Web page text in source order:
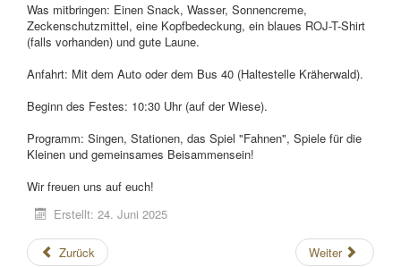
Was mitbringen: Einen Snack, Wasser, Sonnencreme,
Zeckenschutzmittel, eine Kopfbedeckung, ein blaues ROJ-T-Shirt
(falls vorhanden) und gute Laune.
Anfahrt: Mit dem Auto oder dem Bus 40 (Haltestelle Kräherwald).
Beginn des Festes: 10:30 Uhr (auf der Wiese).
Programm: Singen, Stationen, das Spiel "Fahnen", Spiele für die
Kleinen und gemeinsames Beisammensein!
Wir freuen uns auf euch!
Erstellt: 24. Juni 2025
Zurück Weiter